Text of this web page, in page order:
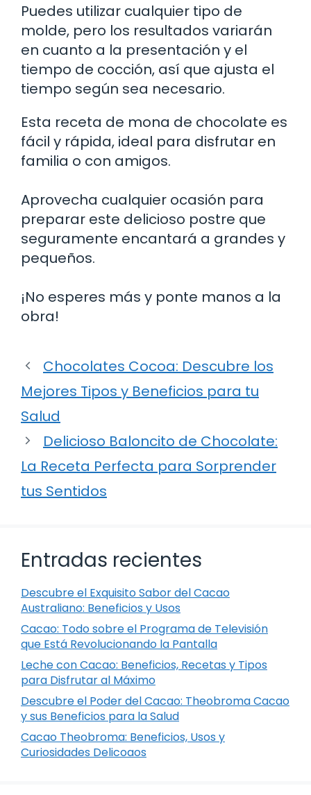
Puedes utilizar cualquier tipo de
molde, pero los resultados variarán
en cuanto a la presentación y el
tiempo de cocción, así que ajusta el
tiempo según sea necesario.
Esta receta de mona de chocolate es
fácil y rápida, ideal para disfrutar en
familia o con amigos.
Aprovecha cualquier ocasión para
preparar este delicioso postre que
seguramente encantará a grandes y
pequeños.
¡No esperes más y ponte manos a la
obra!
Chocolates Cocoa: Descubre los
Mejores Tipos y Beneficios para tu
Salud
Delicioso Baloncito de Chocolate:
La Receta Perfecta para Sorprender
tus Sentidos
Entradas recientes
Descubre el Exquisito Sabor del Cacao
Australiano: Beneficios y Usos
Cacao: Todo sobre el Programa de Televisión
que Está Revolucionando la Pantalla
Leche con Cacao: Beneficios, Recetas y Tipos
para Disfrutar al Máximo
Descubre el Poder del Cacao: Theobroma Cacao
y sus Beneficios para la Salud
Cacao Theobroma: Beneficios, Usos y
Curiosidades Delicoaos